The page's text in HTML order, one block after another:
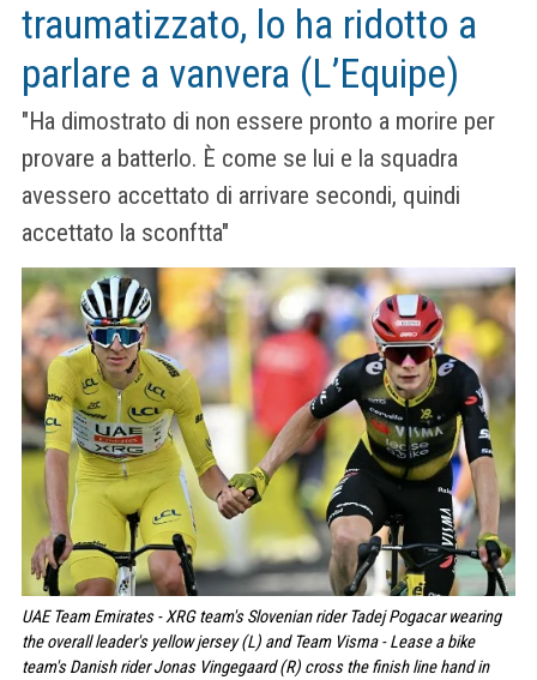
traumatizzato, lo ha ridotto a
parlare a vanvera (L’Equipe)
"Ha dimostrato di non essere pronto a morire per
provare a batterlo. È come se lui e la squadra
avessero accettato di arrivare secondi, quindi
accettato la sconftta"
UAE Team Emirates - XRG team's Slovenian rider Tadej Pogacar wearing
the overall leader's yellow jersey (L) and Team Visma - Lease a bike
team's Danish rider Jonas Vingegaard (R) cross the finish line hand in